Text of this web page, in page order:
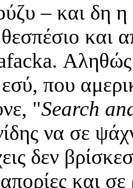
– και δη
και
Αληθώς
που
"Search
να σε
δεν
απορίες και